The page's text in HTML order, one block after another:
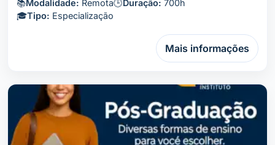
📚Modalidade: Remota🕒 Duração: 700h
🎓Tipo: Especialização
Mais informações